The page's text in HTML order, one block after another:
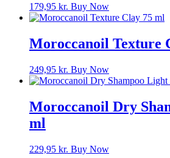
179,95 kr. Buy Now
Moroccanoil Texture
249,95 kr. Buy Now
Moroccanoil Dry
ml
229,95 kr. Buy Now